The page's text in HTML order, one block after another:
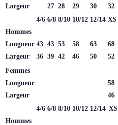
Largeur
27 28 29 30 32
4/6 6/8 8/10 10/12 12/14 XS
Hommes
Longueur 43 43 53 58 63 68
Largeur
36 39 42 46 50 52
Femmes
Longueur
58
Largeur
46
4/6 6/8 8/10 10/12 12/14 XS
Hommes